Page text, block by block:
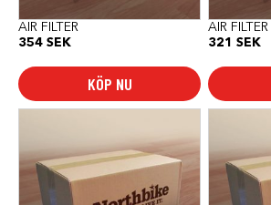
AIR FILTER
354 SEK
KÖP NU
AIR FILTER
321 SEK